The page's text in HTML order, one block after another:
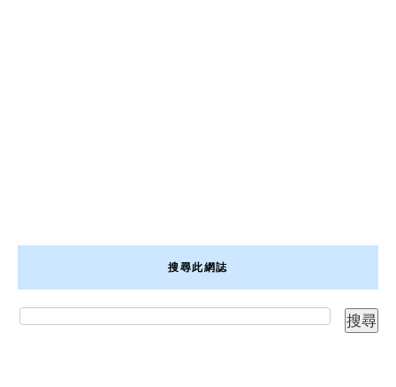
搜尋此網誌